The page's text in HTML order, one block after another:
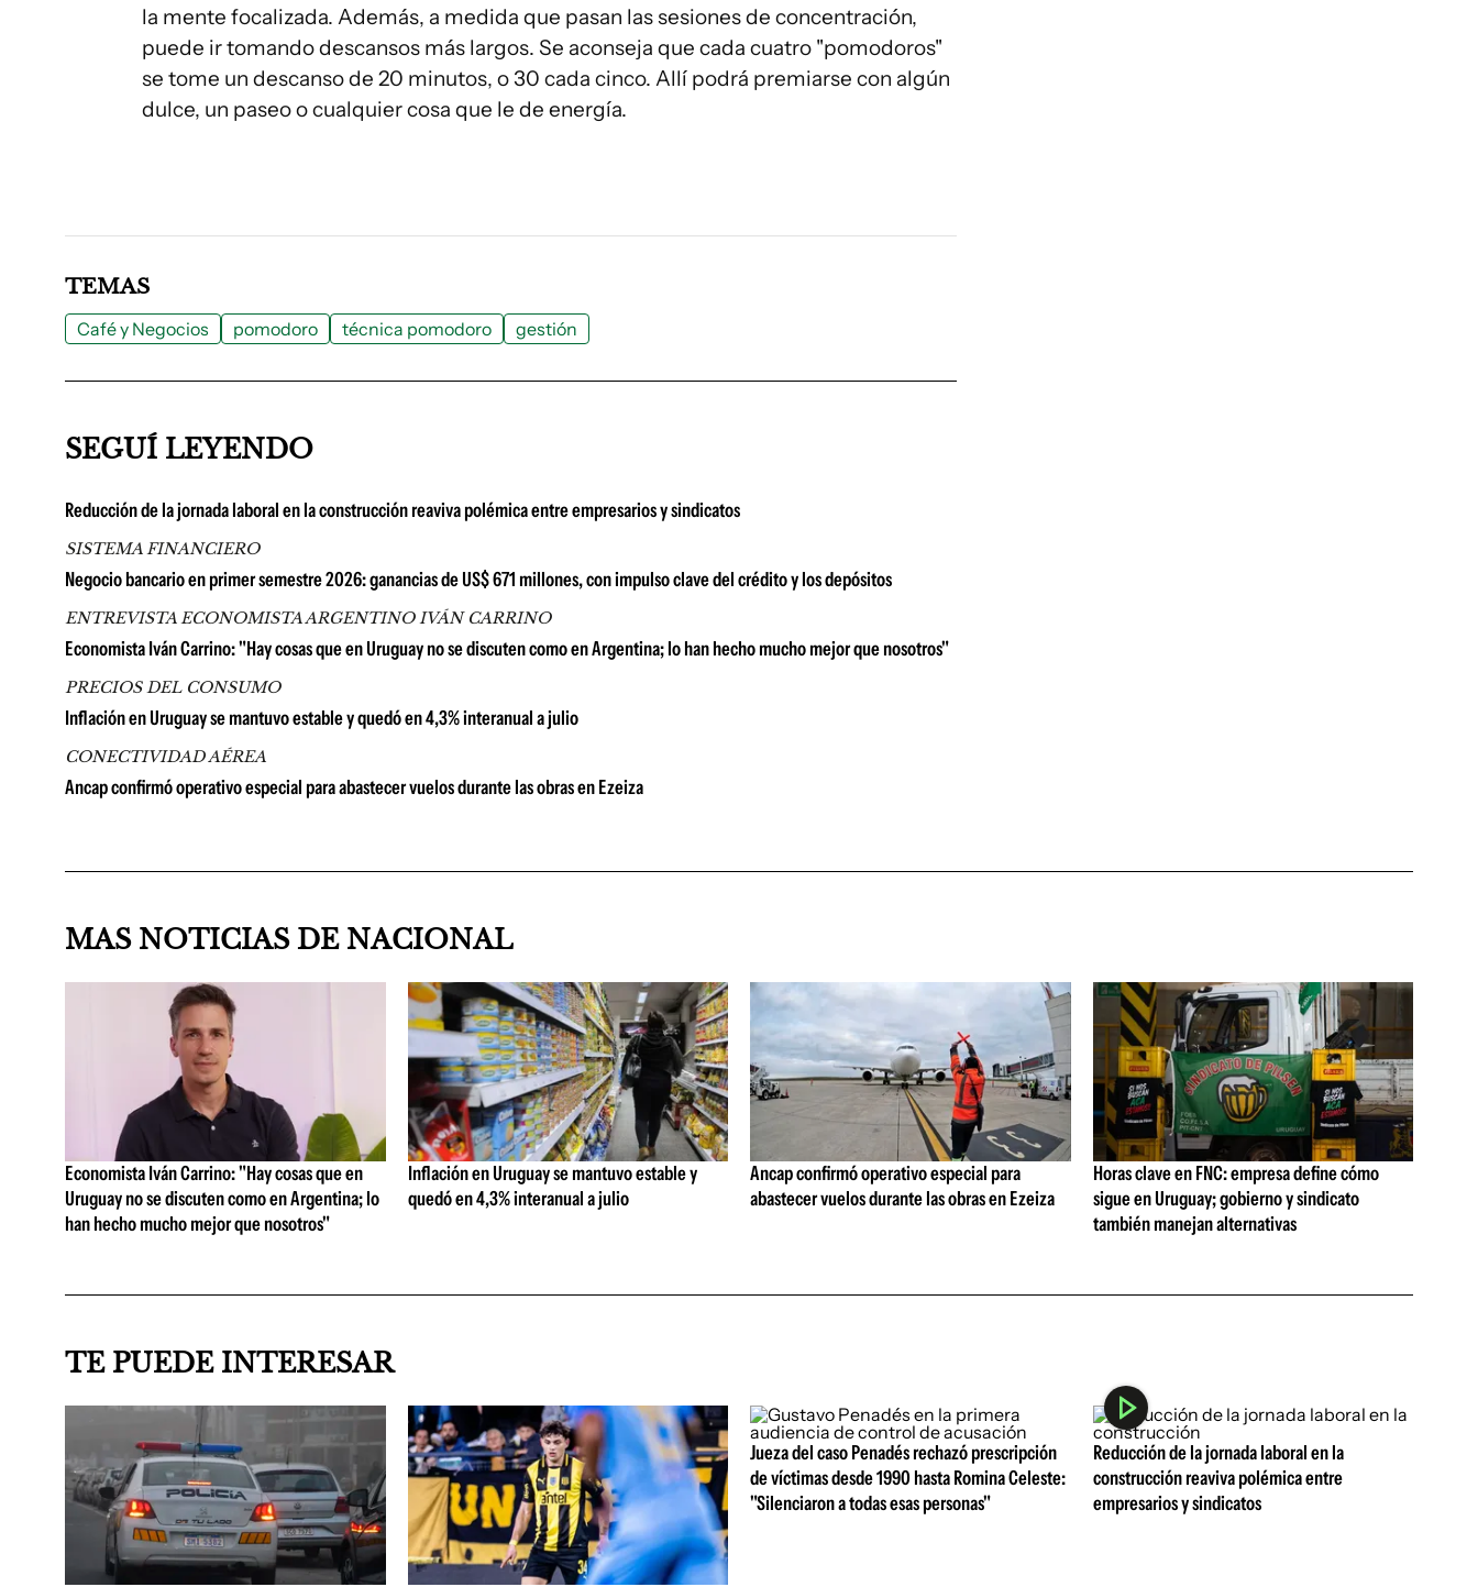
la mente focalizada. Además, a medida que pasan las sesiones de concentración,
puede ir tomando descansos más largos. Se aconseja que cada cuatro "pomodoros"
se tome un descanso de 20 minutos, o 30 cada cinco. Allí podrá premiarse con algún
dulce, un paseo o cualquier cosa que le de energía.
TEMAS
Café y Negocios pomodoro técnica pomodoro gestión
SEGUÍ LEYENDO
Reducción de la jornada laboral en la construcción reaviva polémica entre empresarios y sindicatos
SISTEMA FINANCIERO
Negocio bancario en primer semestre 2026: ganancias de US$ 671 millones, con impulso clave del crédito y los depósitos
ENTREVISTA ECONOMISTA ARGENTINO IVÁN CARRINO
Economista Iván Carrino: "Hay cosas que en Uruguay no se discuten como en Argentina; lo han hecho mucho mejor que nosotros"
PRECIOS DEL CONSUMO
Inflación en Uruguay se mantuvo estable y quedó en 4,3% interanual a julio
CONECTIVIDAD AÉREA
Ancap confirmó operativo especial para abastecer vuelos durante las obras en Ezeiza
MAS NOTICIAS DE NACIONAL
Economista Iván Carrino: "Hay cosas que en
Uruguay no se discuten como en Argentina; lo
han hecho mucho mejor que nosotros"
Inflación en Uruguay se mantuvo estable y
quedó en 4,3% interanual a julio
Ancap confirmó operativo especial para
abastecer vuelos durante las obras en Ezeiza
Horas clave en FNC: empresa define cómo
sigue en Uruguay; gobierno y sindicato
también manejan alternativas
TE PUEDE INTERESAR
Jueza del caso Penadés rechazó prescripción
de víctimas desde 1990 hasta Romina Celeste:
"Silenciaron a todas esas personas"
Reducción de la jornada laboral en la
construcción reaviva polémica entre
empresarios y sindicatos